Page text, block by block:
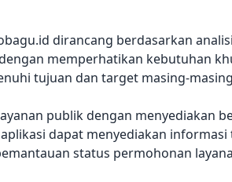
dirancang berdasarkan
memperhatikan kebutuhan
tujuan dan target masing-
publik dengan menyediakan
dapat menyediakan
status permohonan